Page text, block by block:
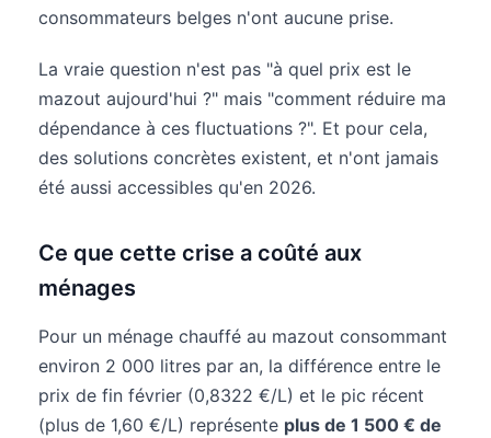
consommateurs belges n'ont aucune prise.
La vraie question n'est pas "à quel prix est le
mazout aujourd'hui ?" mais "comment réduire ma
dépendance à ces fluctuations ?". Et pour cela,
des solutions concrètes existent, et n'ont jamais
été aussi accessibles qu'en 2026.
Ce que cette crise a coûté aux
ménages
Pour un ménage chauffé au mazout consommant
environ 2 000 litres par an, la différence entre le
prix de fin février (0,8322 €/L) et le pic récent
(plus de 1,60 €/L) représente plus de 1 500 € de